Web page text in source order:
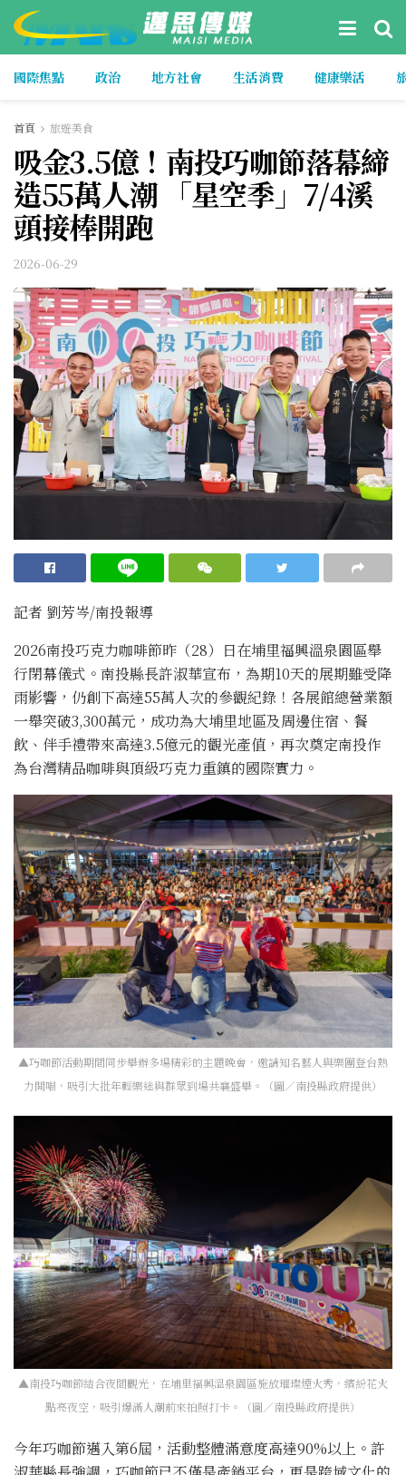
國際焦點 政治 地方社會 生活消費 健康樂活
首頁 旅遊美食
吸金3.5億！南投巧咖節落幕締
造55萬人潮 「星空季」7/4溪
頭接棒開跑
2026-06-29
記者 劉芳岑/南投報導
2026南投巧克力咖啡節昨（28）日在埔里福興溫泉園區舉
行閉幕儀式。南投縣長許淑華宣布，為期10天的展期雖受降
雨影響，仍創下高達55萬人次的參觀紀錄！各展館總營業額
一舉突破3,300萬元，成功為大埔里地區及周邊住宿、餐
飲、伴手禮帶來高達3.5億元的觀光產值，再次奠定南投作
為台灣精品咖啡與頂級巧克力重鎮的國際實力。
▲巧咖節活動期間同步舉辦多場精彩的主題晚會，邀請知名藝人與樂團登台熱
力開唱，吸引大批年輕樂迷與群眾到場共襄盛舉。（圖／南投縣政府提供）
▲南投巧咖節結合夜間觀光，在埔里福興溫泉園區施放璀璨煙火秀，繽紛花火
點亮夜空，吸引爆滿人潮前來拍照打卡。（圖／南投縣政府提供）
今年巧咖節邁入第6屆，活動整體滿意度高達90%以上。許